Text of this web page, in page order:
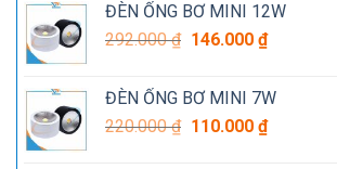
260.000 ₫.là:
130.000 ₫.
ĐÈN ỐNG BƠ MINI 12W
292.000₫ Giá
292.000 ₫.
146.000 ₫Giá
là:
146.000 ₫.
ĐÈN ỐNG BƠ MINI 7W
220.000₫ Giá
110.000 ₫Giá